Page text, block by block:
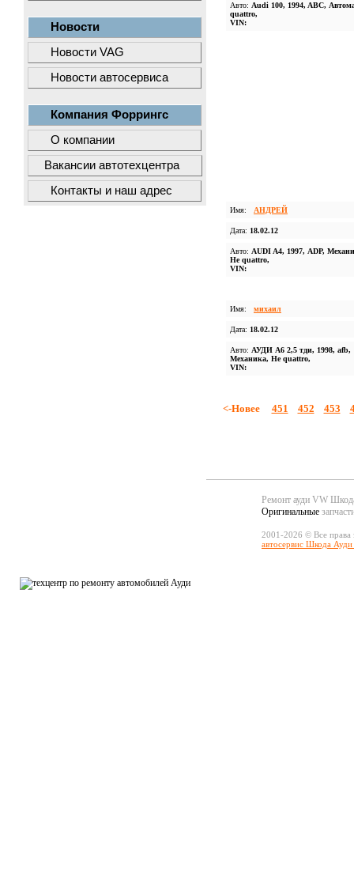
Новости
Новости VAG
Новости автосервиса
Компания Форрингс
О компании
Вакансии автотехцентра
Контакты и наш адрес
Авто: Audi 100, 1994, ABC,
quattro,
VIN:
Имя: АНДРЕЙ
Дата: 18.02.12
Авто: AUDI A4, 1997, АDP,
Не quattro,
VIN:
Имя: михаил
Дата: 18.02.12
Авто: АУДИ А6 2,5 тди, 1998, afb,
Механика, Не quattro,
VIN:
<-Новее 451 452 453
Ремонт ауди VW
Оригинальные
2001-2026 © Все
автосервис Шкода